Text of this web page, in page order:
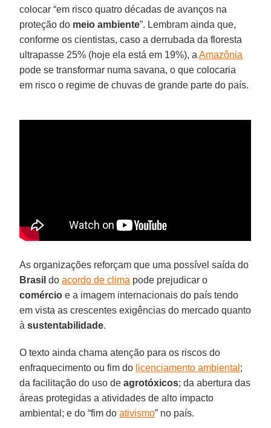
colocar “em risco quatro décadas de avanços na
proteção do meio ambiente”. Lembram ainda que,
conforme os cientistas, caso a derrubada da floresta
ultrapasse 25% (hoje ela está em 19%), aAmazônia
pode se transformar numa savana, o que colocaria
em risco o regime de chuvas de grande parte do país.
As organizações reforçam que uma possível saída do
Brasil doacordo de clima pode prejudicar o
comércio e a imagem internacionais do país tendo
em vista as crescentes exigências do mercado quanto
àsustentabilidade.
O texto ainda chama atenção para os riscos do
enfraquecimento ou fim do licenciamento ambiental ;
da facilitação do uso deagrotóxicos; da abertura das
áreas protegidas a atividades de alto impacto
ambiental; e do “fim doativismo” no país.